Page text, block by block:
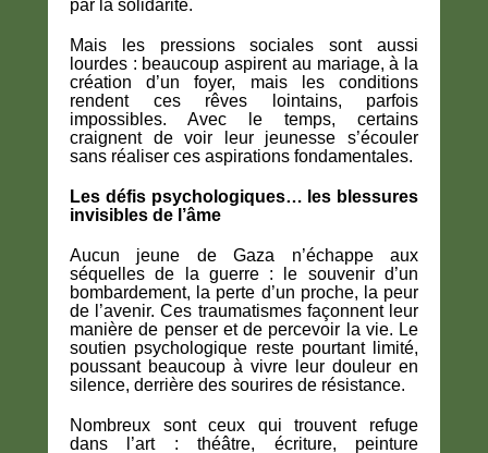
par la solidarité.
Mais les pressions sociales sont aussi
lourdes : beaucoup aspirent au mariage, à la
création d’un foyer, mais les conditions
rendent ces rêves lointains, parfois
impossibles. Avec le temps, certains
craignent de voir leur jeunesse s’écouler
sans réaliser ces aspirations fondamentales.
Les défis psychologiques… les blessures
invisibles de l’âme
Aucun jeune de Gaza n’échappe aux
séquelles de la guerre : le souvenir d’un
bombardement, la perte d’un proche, la peur
de l’avenir. Ces traumatismes façonnent leur
manière de penser et de percevoir la vie. Le
soutien psychologique reste pourtant limité,
poussant beaucoup à vivre leur douleur en
silence, derrière des sourires de résistance.
Nombreux sont ceux qui trouvent refuge
dans l’art : théâtre, écriture, peinture